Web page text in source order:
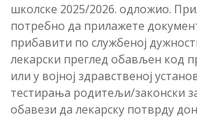
школске 2025/2026. одложио.
потребно да прилажете
прибавити по службеној
лекарски преглед обављен код
или у војној здравственој
тестирања родитељи/законски
обавези да лекарску потврду